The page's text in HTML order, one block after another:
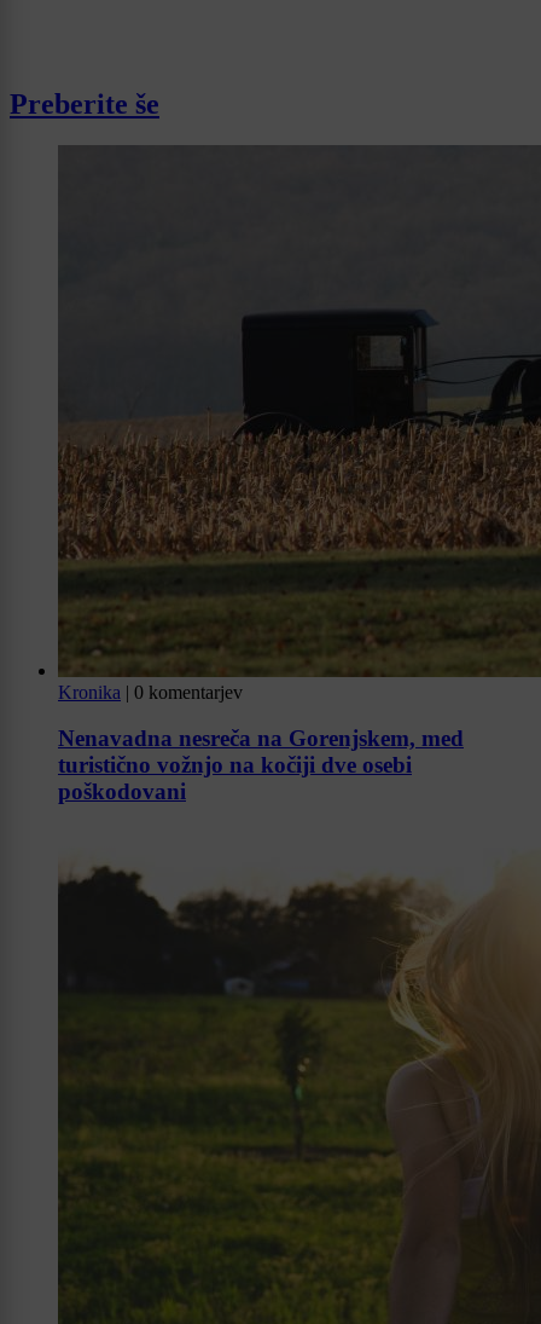
Preberite še
Kronika | 0 komentarjev
Nenavadna nesreča na Gorenjskem, med
turistično vožnjo na kočiji dve osebi
poškodovani